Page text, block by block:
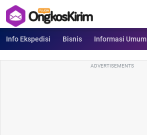
Info Ekspedisi Bisnis Informasi Umum
ADVERTISEMENTS